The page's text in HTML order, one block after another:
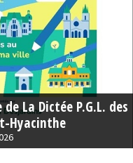
La Dictée P.G.L. des
Hyacinthe